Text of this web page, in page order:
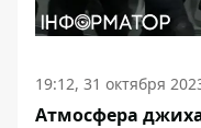
19:12, 31 октября
Атмосфера